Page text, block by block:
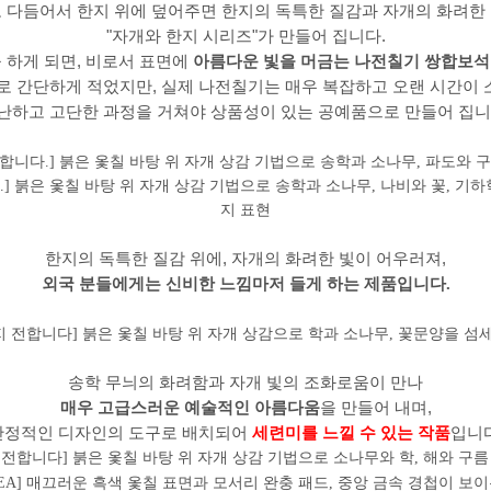
다듬어서 한지 위에 덮어주면 한지의 독특한 질감과 자개의 화려한
"자개와 한지 시리즈"가 만들어 집니다.
게 되면, 비로서 표면에 아름다운 빛을 머금는 나전칠기 쌍합보
간단하게 적었지만, 실제 나전칠기는 매우 복잡하고 오랜 시간이
하고 고단한 과정을 거쳐야 상품성이 있는 공예품으로 만들어 집
한지의 독특한 질감 위에, 자개의 화려한 빛이 어우러져,
외국 분들에게는 신비한 느낌마저 들게 하는 제품입니다.
송학 무늬의 화려함과 자개 빛의 조화로움이 만나
매우 고급스러운 예술적인 아름다움을 만들어 내며,
정적인 디자인의 도구로 배치되어 세련미를 느낄 수 있는 작품입니